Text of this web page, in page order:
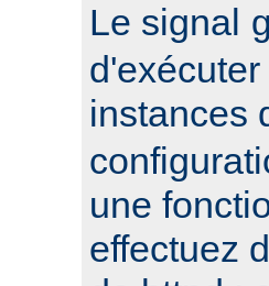
Le signal
instances
une
effectuez